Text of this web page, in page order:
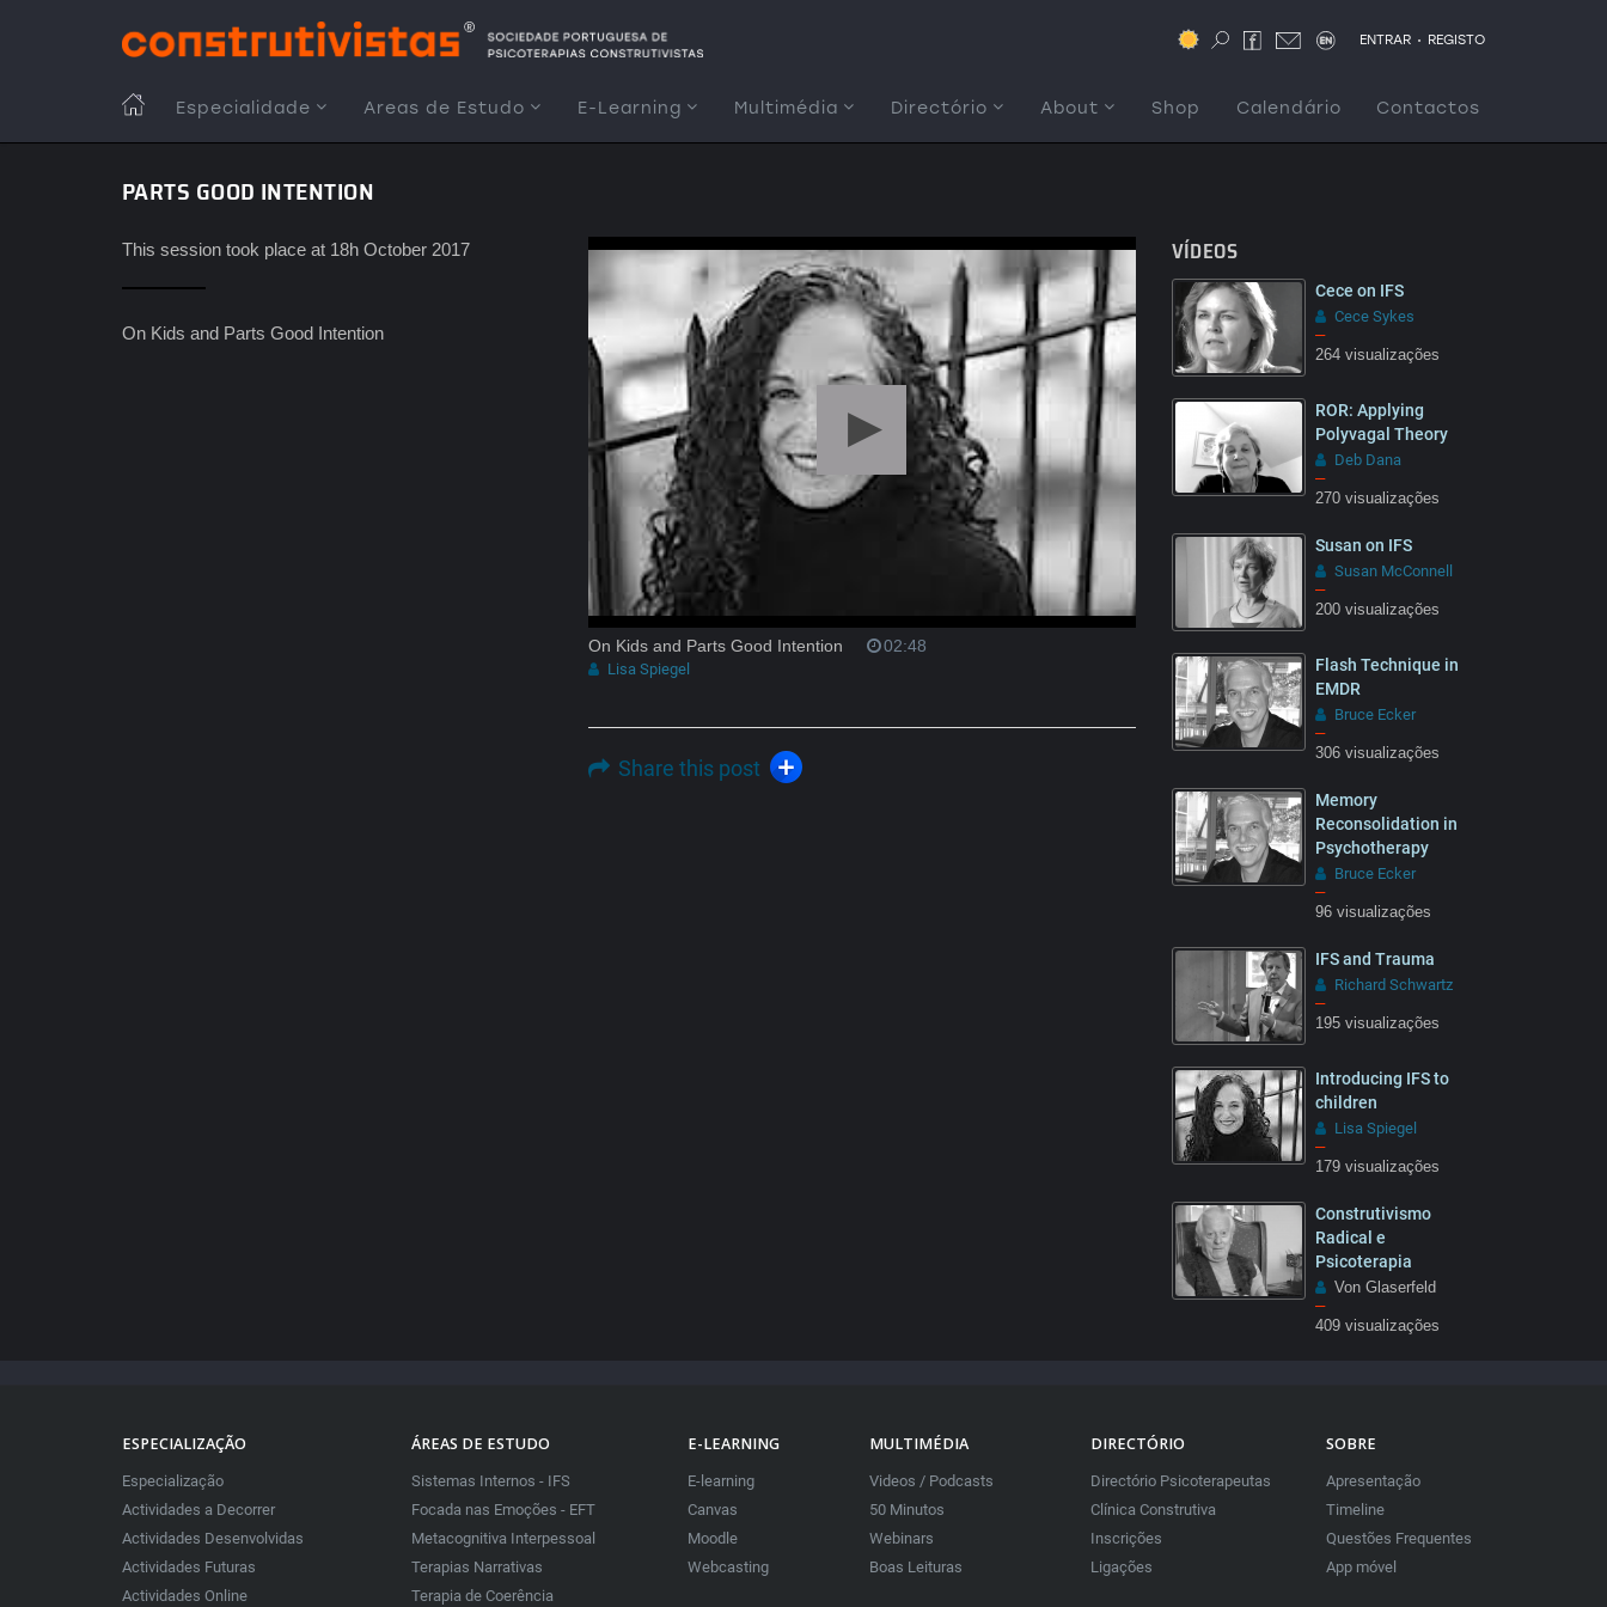
ENTRAR . REGISTO
MAIN
NAVIGATION
Especialidade Areas de Estudo E-Learning Multimédia Directório About Shop Calendário Contactos
PARTS GOOD INTENTION
On Kids and Parts Good Intention 02:48
Lisa Spiegel
Share this post
This session took place at 18h October 2017
On Kids and Parts Good Intention
VÍDEOS
Cece on IFS
Cece Sykes
–
264 visualizações
ROR: Applying
Polyvagal Theory
Deb Dana
–
270 visualizações
Susan on IFS
Susan McConnell
–
200 visualizações
Flash Technique in
EMDR
Bruce Ecker
–
306 visualizações
Memory
Reconsolidation in
Psychotherapy
Bruce Ecker
–
96 visualizações
IFS and Trauma
Richard Schwartz
–
195 visualizações
05:55
Introducing IFS to
children
Lisa Spiegel
–
179 visualizações
Construtivismo
Radical e
Psicoterapia
Von Glaserfeld
–
409 visualizações
ESPECIALIZAÇÃO
Especialização
Actividades a Decorrer
Actividades Desenvolvidas
Actividades Futuras
Actividades Online
ÁREAS DE ESTUDO
Sistemas Internos - IFS
Focada nas Emoções - EFT
Metacognitiva Interpessoal
Terapias Narrativas
Terapia de Coerência
E-LEARNING
E-learning
Canvas
Moodle
Webcasting
MULTIMÉDIA
Videos / Podcasts
50 Minutos
Webinars
Boas Leituras
DIRECTÓRIO
Directório Psicoterapeutas
Clínica Construtiva
Inscrições
Ligações
SOBRE
Apresentação
Timeline
Questões Frequentes
App móvel